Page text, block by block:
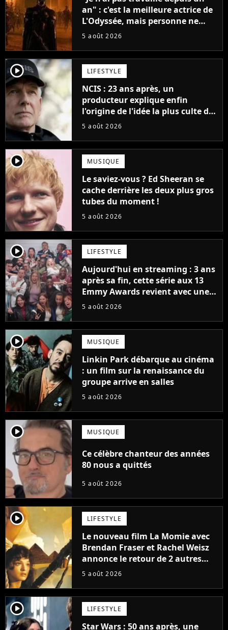
an" : c'est la meilleure actrice de
L'Odyssée, mais personne ne
veut lui donner de rôle au
5 août 2026
player2 LIFESTYLE
NCIS : 23 ans après, un
producteur explique enfin
l'origine de l'idée la plus culte de
la série (et on ne parle pas du
5 août 2026
player2 MUSIQUE
Le saviez-vous ? Ed Sheeran se
cache derrière les deux plus gros
tubes du moment !
5 août 2026
player2 LIFESTYLE
Aujourd'hui en streaming : 3 ans
après sa fin, cette série aux 13
Emmy Awards revient avec une
suite... totalement différente
5 août 2026
player2 MUSIQUE
Linkin Park débarque au cinéma
: un film sur la renaissance du
groupe arrive en salles
5 août 2026
player2 MUSIQUE
Ce célèbre chanteur des années
80 nous a quittés
5 août 2026
player2 LIFESTYLE
Le nouveau film La Momie avec
Brendan Fraser et Rachel Weisz
annonce le retour de 2 autres
personnages emblématiques de
5 août 2026
player2 LIFESTYLE
Star Wars : 50 ans après, une